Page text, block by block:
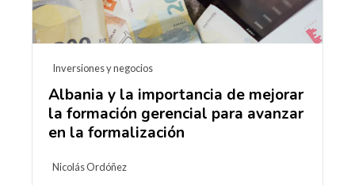
Inversiones y negocios
Albania y la importancia de mejorar
la formación gerencial para avanzar
en la formalización
Nicolás Ordóñez